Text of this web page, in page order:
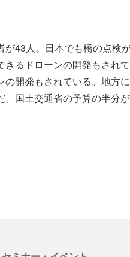
43人。日本でも橋の点検
るドローンの開発もされ
開発もされている。地方
国土交通省の予算の半分